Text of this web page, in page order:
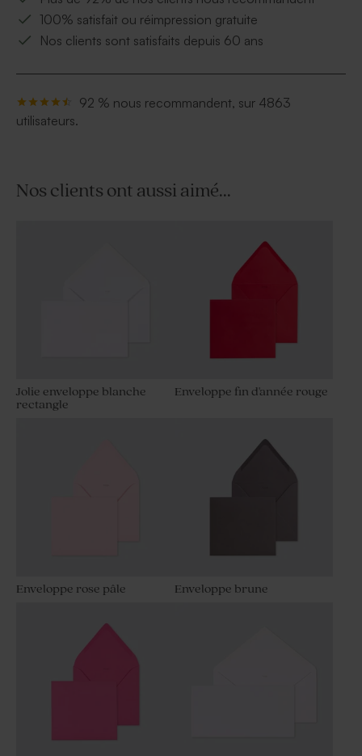
100% satisfait ou réimpression gratuite
Nos clients sont satisfaits depuis 60 ans
92 % nous recommandent, sur 4863
utilisateurs.
Nos clients ont aussi aimé...
Jolie enveloppe blanche
rectangle
Enveloppe fin d'année rouge
Enveloppe rose pâle Enveloppe brune